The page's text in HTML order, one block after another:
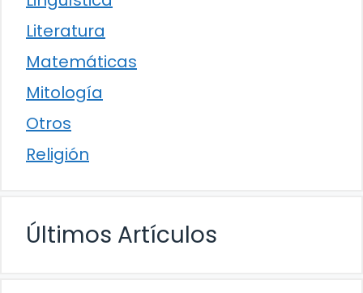
Literatura
Matemáticas
Mitología
Otros
Religión
Últimos Artículos